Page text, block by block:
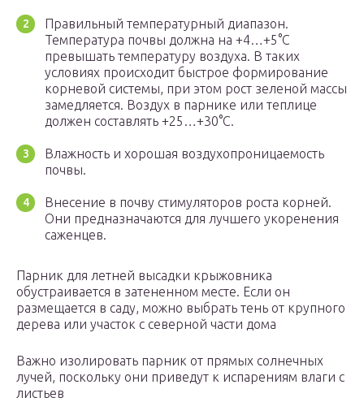
Правильный температурный диапазон.
Температура почвы должна на +4…+5°C
превышать температуру воздуха. В таких
условиях происходит быстрое формирование
корневой системы, при этом рост зеленой массы
замедляется. Воздух в парнике или теплице
должен составлять +25…+30°C.
Влажность и хорошая воздухопроницаемость
почвы.
Внесение в почву стимуляторов роста корней.
Они предназначаются для лучшего укоренения
саженцев.
Парник для летней высадки крыжовника
обустраивается в затененном месте. Если он
размещается в саду, можно выбрать тень от крупного
дерева или участок с северной части дома
Важно изолировать парник от прямых солнечных
лучей, поскольку они приведут к испарениям влаги с
листьев